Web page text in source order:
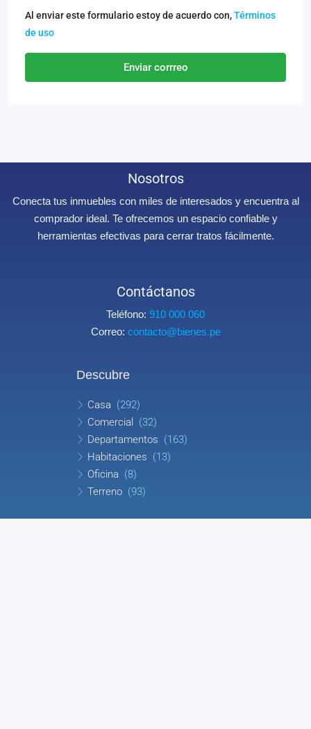
Al enviar este formulario estoy de acuerdo con,Términos
de uso
Enviar corrreo
Nosotros
Conecta tus inmuebles con miles de interesados y encuentra al
comprador ideal. Te ofrecemos un espacio confiable y
herramientas efectivas para cerrar tratos fácilmente.
Contáctanos
Teléfono: 910 000 060
Correo: contacto@bienes.pe
Descubre
Casa (292)
Comercial
(32)
Departamentos (163)
Habitaciones (13)
Oficina (8)
Terreno (93)